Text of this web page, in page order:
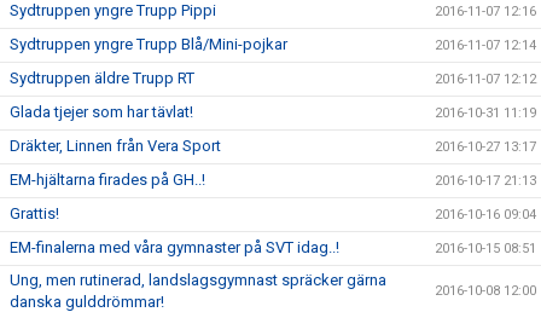
Sydtruppen yngre Trupp Pippi 2016-11-07 12:16
Sydtruppen yngre Trupp Blå/Mini-pojkar 2016-11-07 12:14
Sydtruppen äldre Trupp RT 2016-11-07 12:12
Glada tjejer som har tävlat! 2016-10-31 11:19
Dräkter, Linnen från Vera Sport 2016-10-27 13:17
EM-hjältarna firades på GH..! 2016-10-17 21:13
Grattis! 2016-10-16 09:04
EM-finalerna med våra gymnaster på SVT idag..! 2016-10-15 08:51
Ung, men rutinerad, landslagsgymnast spräcker gärna
danska gulddrömmar!
2016-10-08 12:00